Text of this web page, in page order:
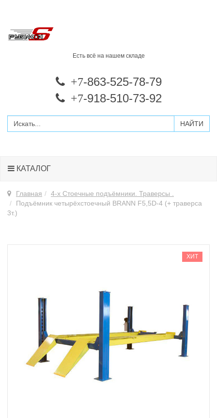
Есть всё на нашем складе
+7-863-525-78-79
+7-918-510-73-92
КАТАЛОГ
Главная
4-х Стоечные подъёмники. Траверсы .
Подъёмник четырёхстоечный BRANN F5,5D-4 (+ траверса
3т.)
ХИТ